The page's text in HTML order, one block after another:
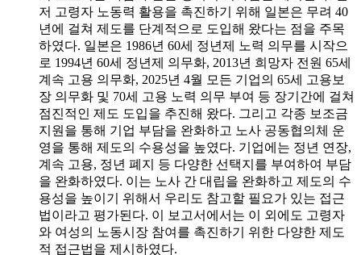
저 고령자 노동력 활용을 촉진하기 위해 일본은 무려 40
년에 걸쳐 제도를 단계적으로 도입해 왔다는 점을 주목
하였다. 일본은 1986년 60세 정년제 노력 의무를 시작으
로 1994년 60세 정년제 의무화, 2013년 희망자 전원 65세
계속 고용 의무화, 2025년 4월 모든 기업의 65세 고용보
장 의무화 및 70세 고용 노력 의무 부여 등 장기간에 걸쳐
점진적인 제도 도입을 추진해 왔다. 그리고 각종 보조금
지원을 통해 기업 부담을 완화하고 노사 공동협의체 운
영을 통해 제도의 수용성을 높였다. 기업에는 정년 연장,
계속 고용, 정년 폐지 등 다양한 선택지를 부여하여 부담
을 완화하였다. 이는 노사 간 대립을 완화하고 제도의 수
용성을 높이기 위해서 우리도 참고할 필요가 있는 접근
법이라고 평가된다. 이 보고서에서는 이 외에도 고령자
와 여성의 노동시장 참여를 촉진하기 위한 다양한 제도
적 접근법을 제시하였다.